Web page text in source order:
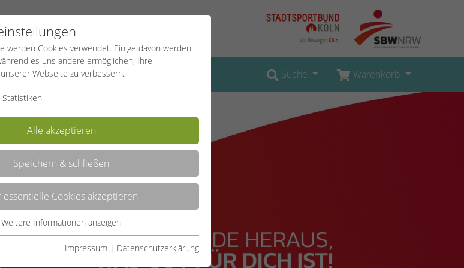
SPORTREISEN
Suche Warenkorb
werden Cookies verwendet. Einige davon werden
es uns andere ermöglichen, Ihre
Webseite zu verbessern.
Statistiken
Alle akzeptieren
Speichern & schließen
essentielle Cookies akzeptieren
werden für grundlegende Funktionen der
Weitere Informationen anzeigen
Impressum | Datenschutzerklärung